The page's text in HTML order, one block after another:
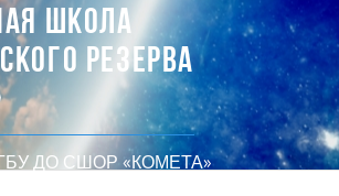
ШКОЛА
РЕЗЕРВА
ДО СШОР «КОМЕТА»